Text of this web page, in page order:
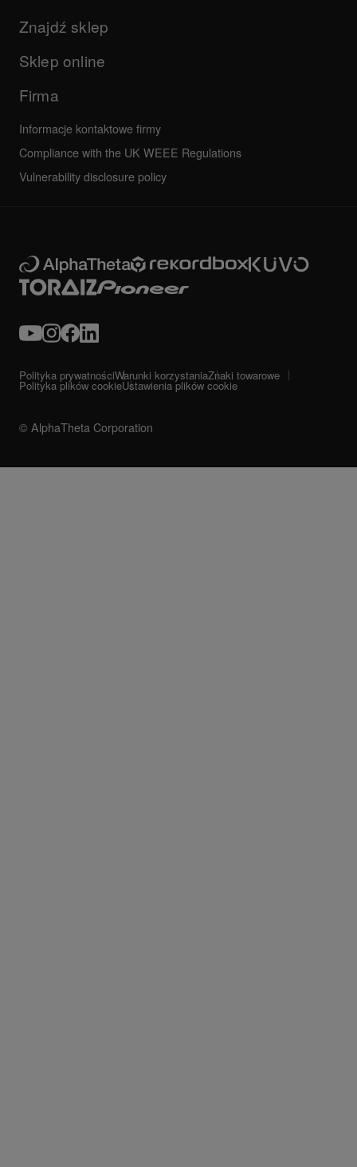
Podręczniki i dokumentacja
Program certyfikacji AlphaTheta
Najczęściej zadawane pytania
Forum społeczności
Firma
Inne
Wszystkie aktualności
Znajdź sklep
Sklep online
Firma
Informacje kontaktowe firmy
Compliance with the UK WEEE Regulations
Vulnerability disclosure policy
© AlphaTheta Corporation
Polityka prywatnościWarunki korzystaniaZnaki towarowe
Polityka plików cookieUstawienia plików cookie